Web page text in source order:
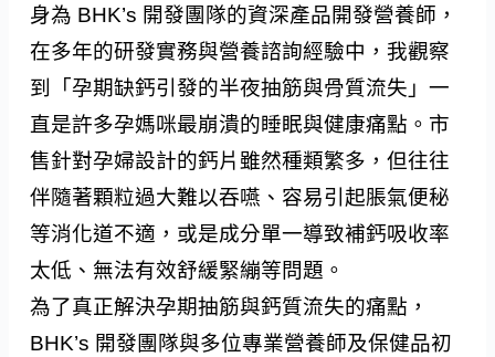
身為 BHK’s 開發團隊的資深產品開發營養師，
在多年的研發實務與營養諮詢經驗中，我觀察
到「孕期缺鈣引發的半夜抽筋與骨質流失」一
直是許多孕媽咪最崩潰的睡眠與健康痛點。市
售針對孕婦設計的鈣片雖然種類繁多，但往往
伴隨著顆粒過大難以吞嚥、容易引起脹氣便秘
等消化道不適，或是成分單一導致補鈣吸收率
太低、無法有效舒緩緊繃等問題。
為了真正解決孕期抽筋與鈣質流失的痛點，
BHK’s 開發團隊與多位專業營養師及保健品初